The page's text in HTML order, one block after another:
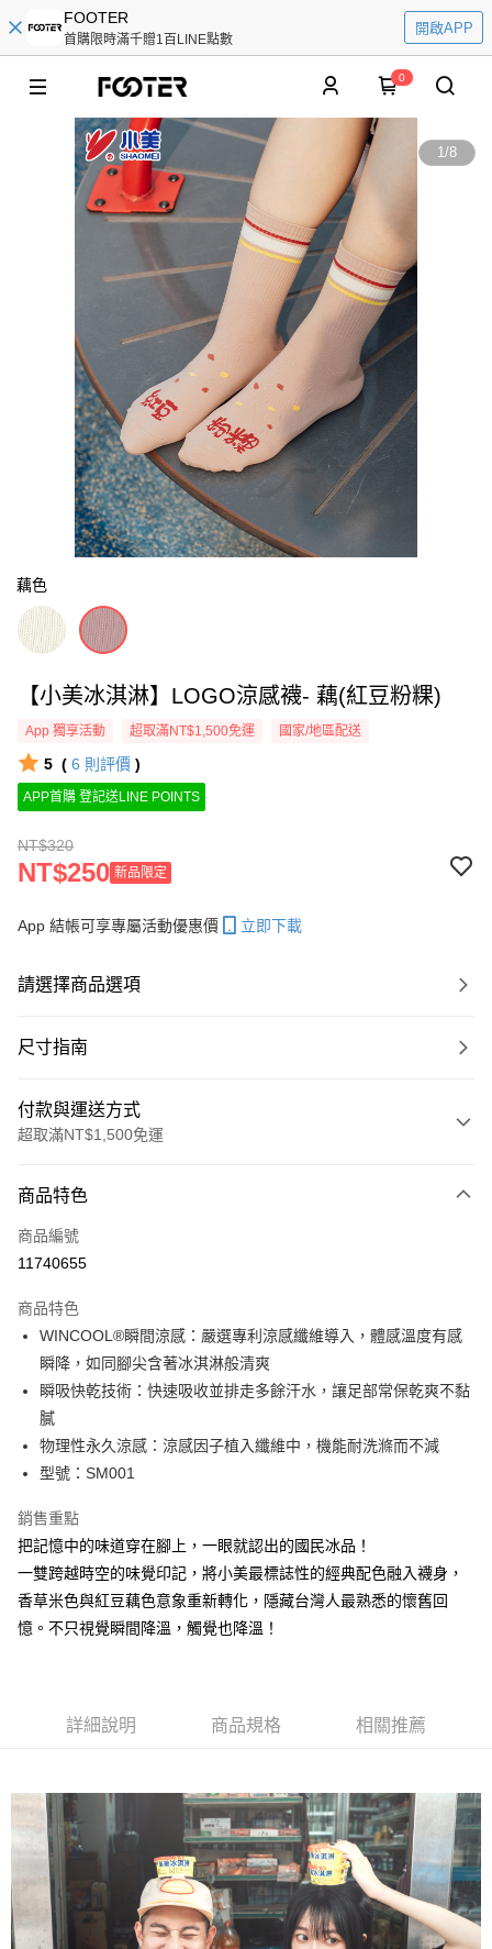
FOOTER
首購限時滿千贈1百LINE點數
開啟APP
0
1/8
藕色
【小美冰淇淋】LOGO涼感襪- 藕(紅豆粉粿)
App 獨享活動 超取滿NT$1,500免運 國家/地區配送
5 ( 6 則評價 )
APP首購 登記送LINE POINTS
NT$320
NT$250 新品限定
App 結帳可享專屬活動優惠價 立即下載
請選擇商品選項
尺寸指南
付款與運送方式
超取滿NT$1,500免運
信用卡一次付款
超商取貨付款
Apple Pay
ATM付款
運送方式
付款後全家取貨
7-11取貨付款
每筆NT$100，滿NT$1,500(含以上)免運費
宅配-離島
每筆NT$150，滿NT$1,500(含以上)免運費
國際運送 查看運費
商品特色
商品編號
11740655
商品特色
WINCOOL®瞬間涼感：嚴選專利涼感纖維導入，體感溫度有感
瞬降，如同腳尖含著冰淇淋般清爽
瞬吸快乾技術：快速吸收並排走多餘汗水，讓足部常保乾爽不黏
膩
物理性永久涼感：涼感因子植入纖維中，機能耐洗滌而不減
型號：SM001
銷售重點
把記憶中的味道穿在腳上，一眼就認出的國民冰品！
一雙跨越時空的味覺印記，將小美最標誌性的經典配色融入襪身，
香草米色與紅豆藕色意象重新轉化，隱藏台灣人最熟悉的懷舊回
憶。不只視覺瞬間降溫，觸覺也降溫！
詳細說明 商品規格 相關推薦